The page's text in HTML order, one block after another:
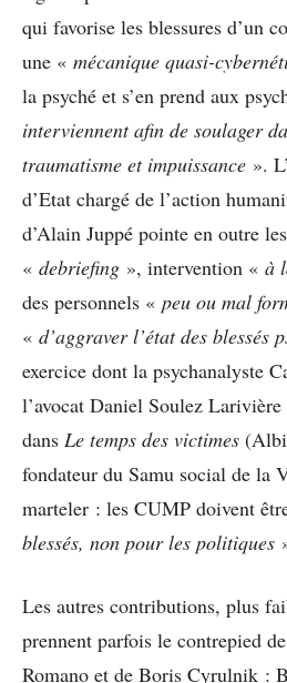
qui favorise les blessures d’un
une « mécanique quasi-
la psyché et s’en prend aux
interviennent afin de soulager
traumatisme et impuissance ».
d’Etat chargé de l’action
d’Alain Juppé pointe en outre
« debriefing », intervention « à
des personnels « peu ou mal
« d’aggraver l’état des blessés
exercice dont la psychanalyste
l’avocat Daniel Soulez Larivière
dans Le temps des victimes
fondateur du Samu social de la
marteler : les CUMP doivent
blessés, non pour les politiques
Les autres contributions, plus
prennent parfois le contrepied
Romano et de Boris Cyrulnik :